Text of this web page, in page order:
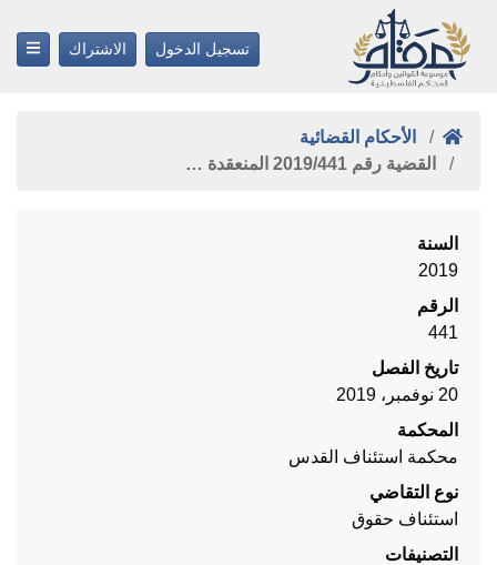
تسجيل الدخول الاشتراك
الأحكام القضائية
القضية رقم ‎441‏/‎2019‏ المنعقدة …
السنة
2019
الرقم
441
تاريخ الفصل
20 نوفمبر، 2019
المحكمة
محكمة استئناف القدس
نوع التقاضي
استئناف حقوق
التصنيفات